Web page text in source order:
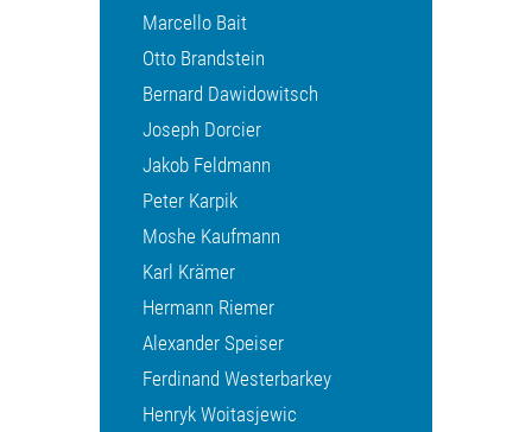
Marcello Bait
Otto Brandstein
Bernard Dawidowitsch
Joseph Dorcier
Jakob Feldmann
Peter Karpik
Moshe Kaufmann
Karl Krämer
Hermann Riemer
Alexander Speiser
Ferdinand Westerbarkey
Henryk Woitasjewic